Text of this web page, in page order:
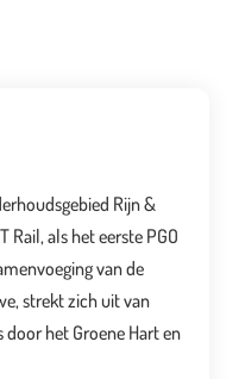
Rijn &
Rail, als het eerste PGO
van de
strekt zich uit van
door het Groene Hart en